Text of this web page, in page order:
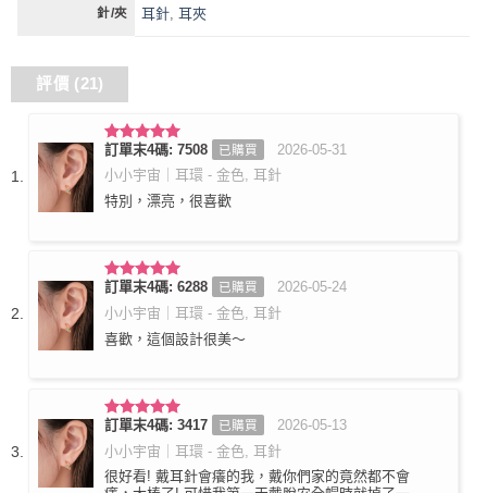
針/夾 耳針 耳夾
評價 (21)
評分5滿
分 5
訂單末4碼: 7508 已購買
2026-05-31
小小宇宙｜耳環 - 金色, 耳針
特別，漂亮，很喜歡
評分5滿
分 5
訂單末4碼: 6288 已購買
2026-05-24
小小宇宙｜耳環 - 金色, 耳針
喜歡，這個設計很美～
評分5滿
分 5
訂單末4碼: 3417 已購買
2026-05-13
小小宇宙｜耳環 - 金色, 耳針
很好看! 戴耳針會癢的我，戴你們家的竟然都不會